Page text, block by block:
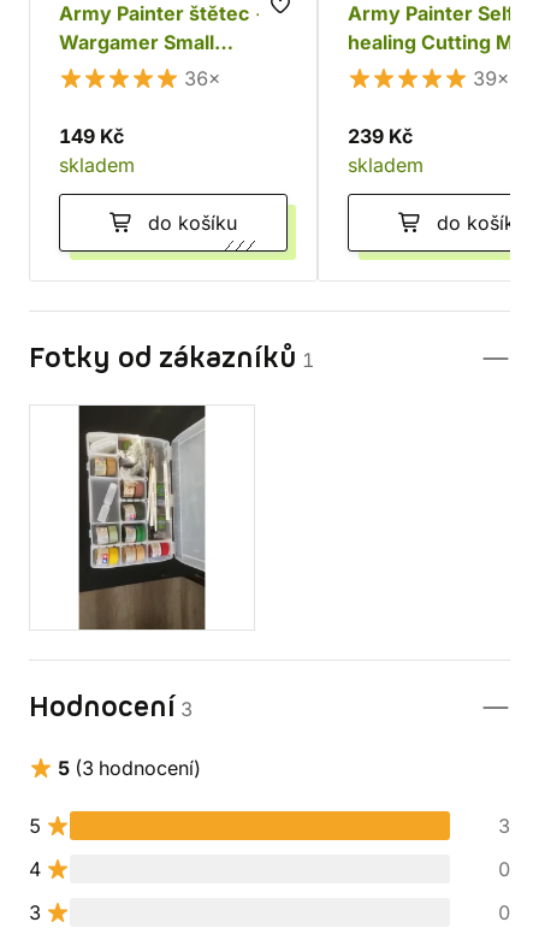
Army Painter štětec -
Wargamer Small
Drybrush
36×
149 Kč
skladem
do košíku
Army Painter Self-
healing Cutting
modelářská
39×
239 Kč
skladem
do košíku
Fotky od zákazníků 1
Hodnocení 3
5 (3 hodnocení)
5
3
4
0
3
0